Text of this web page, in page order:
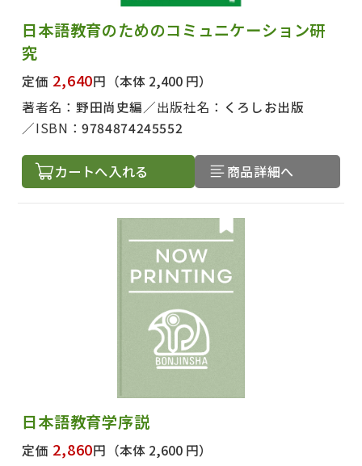
日本語教育のためのコミュニケーション研
究
定価 2,640円 （本体 2,400 円）
著者名： 野田尚史編 出版社名： くろしお出版
ISBN：9784874245552
カートへ入れる 商品詳細へ
日本語教育学序説
定価 2,860円 （本体 2,600 円）